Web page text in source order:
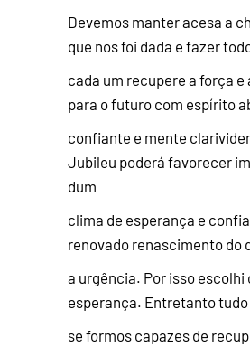
Devemos manter acesa a
que nos foi dada e fazer
cada um recupere a força
para o futuro com espírito
confiante e mente
Jubileu poderá favorecer
dum
clima de esperança e
renovado renascimento do
a urgência. Por isso escolhi
esperança. Entretanto
se formos capazes de